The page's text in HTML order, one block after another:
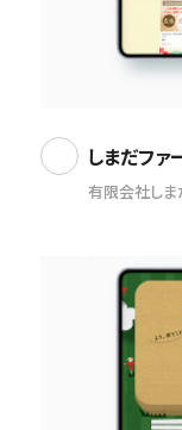
しまだファ
有限会社しま